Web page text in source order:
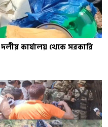
কার্যালয় থেকে সরকারি